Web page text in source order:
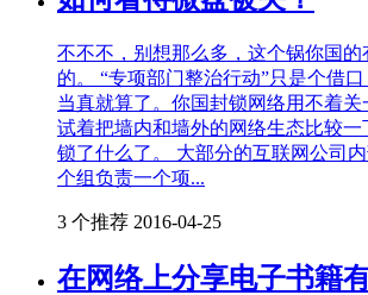
不不不，别想那么多，这个锅你国
的。 “专项部门整治行动”只是个借口
当真就算了。你国封锁网络用不着关
试着把墙内和墙外的网络生态比较
锁了什么了。 大部分的互联网公司
个组负责一个项...
3 个推荐 2016-04-25
在网络上分享电子书籍